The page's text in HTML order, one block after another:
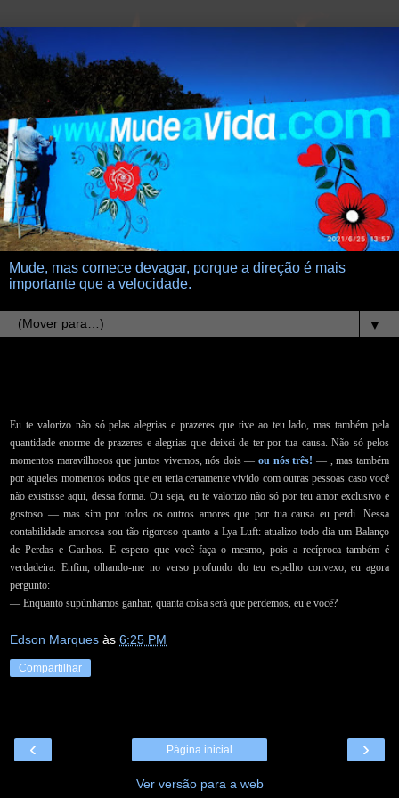
Mude, mas comece devagar, porque a direção é mais
importante que a velocidade.
▼
Eu te valorizo não só pelas alegrias e prazeres que tive ao teu lado, mas também pela
quantidade enorme de prazeres e alegrias que deixei de ter por tua causa. Não só pelos
momentos maravilhosos que juntos vivemos, nós dois —ou nós três! — , mas também
por aqueles momentos todos que eu teria certamente vivido com outras pessoas caso você
não existisse aqui, dessa forma. Ou seja, eu te valorizo não só por teu amor exclusivo e
gostoso — mas sim por todos os outros amores que por tua causa eu perdi. Nessa
contabilidade amorosa sou tão rigoroso quanto a Lya Luft: atualizo todo dia um Balanço
de Perdas e Ganhos. E espero que você faça o mesmo, pois a recíproca também é
verdadeira. Enfim, olhando-me no verso profundo do teu espelho convexo, eu agora
pergunto:
— Enquanto supúnhamos ganhar, quanta coisa será que perdemos, eu e você?
Edson Marques às 6:25 PM
Compartilhar
‹ ›
Página inicial
Ver versão para a web